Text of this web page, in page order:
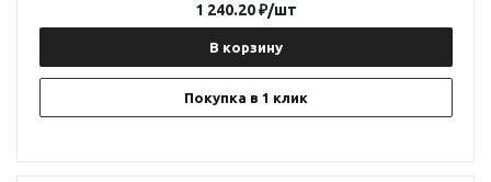
В корзину
Покупка в 1 клик
1 240.20₽/шт